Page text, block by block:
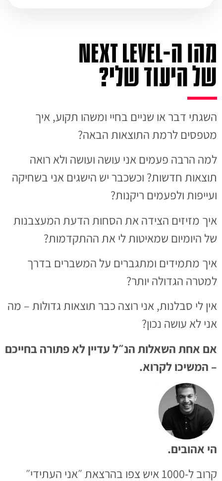
מהו ה-Next level
של היעוד שלי?
השגתי דבר או שניים בחיי ומשהו תקוע, איך
מטפסים לרמת התוצאות הבאה?
למה הרבה פעמים אני עושה ועושה ולא רואה
תוצאות חדשות? וכשכבר יש הישגים אני בשחיקה
ועייפות ולפעמים ריקנות?
איך מזיזים הצידה את הסחות הדעת המעצבנות
של היומיום שמאיטות לי את ההתקדמות?
איך מתמידים ומתגברים על המשברים בדרך
למטרה הגדולה יותר?
אין לי סבלנות, אני רוצה כבר תוצאות גדולות – מה
אני לא עושה נכון?
אם אחת השאלות הנ״ל עדיין לא פתורה בחייכם
– המשיכו לקרוא.
הי אהובים.
קרוב ל-1000 איש צפו בהרצאת ״אני העתידי״